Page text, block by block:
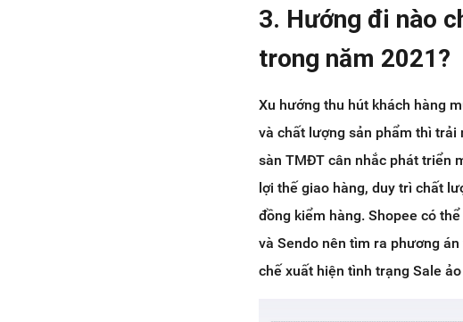
3. Hướng đi nào
trong năm 2021?
Xu hướng thu hút khách hàng
và chất lượng sản phẩm thì trải
sàn TMĐT cân nhắc phát triển
lợi thế giao hàng, duy trì chất
đồng kiểm hàng. Shopee có
và Sendo nên tìm ra phương
chế xuất hiện tình trạng Sale